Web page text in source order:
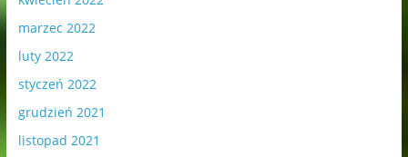
marzec 2022
luty 2022
styczeń 2022
grudzień 2021
listopad 2021